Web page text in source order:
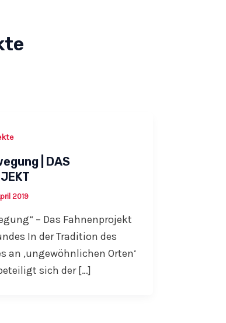
| DAS
2019
– Das Fahnenprojekt
In der Tradition des
an ‚ungewöhnlichen Orten‘
sich der […]